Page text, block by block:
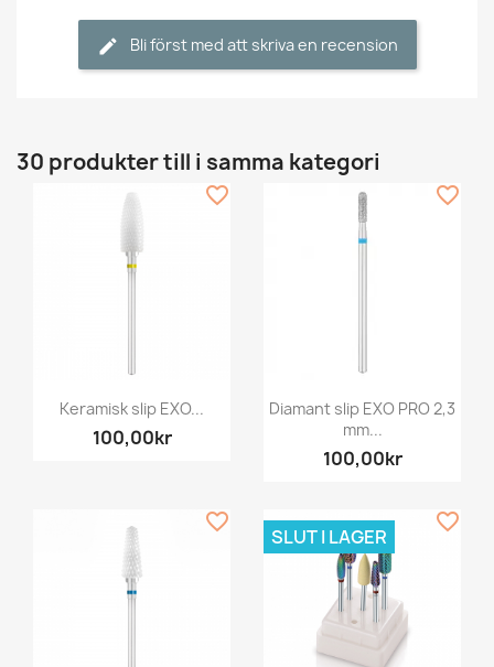
Bli först med att skriva en recension
30 produkter till i samma kategori
Keramisk slip EXO...
100,00kr
favorite_border
Diamant slip EXO PRO 2,3
mm...
100,00kr
favorite_border
favorite_border
SLUT I LAGER
favorite_border